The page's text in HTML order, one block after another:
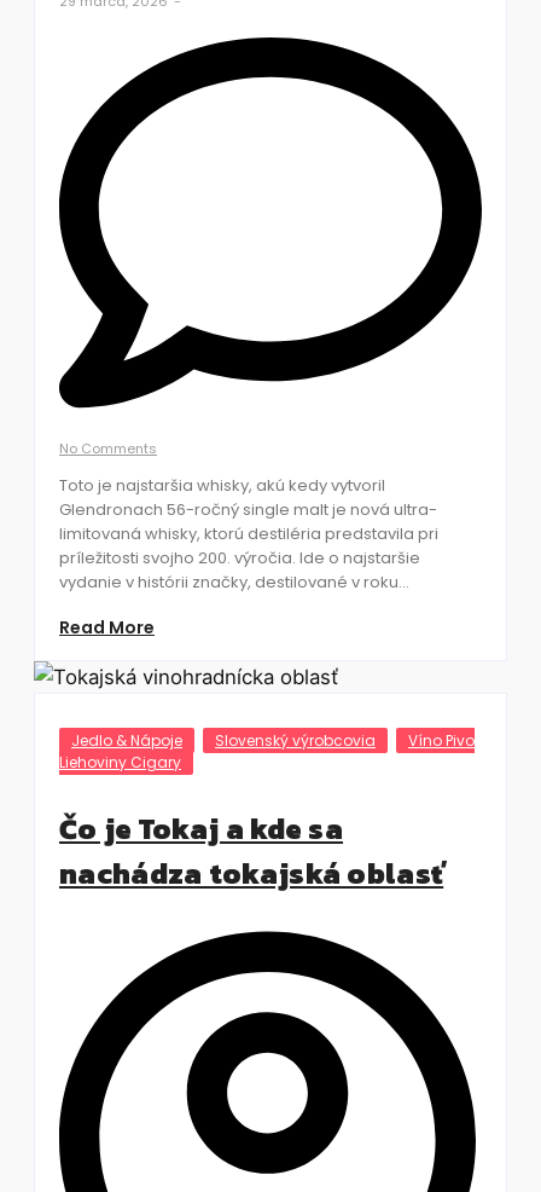
No Comments
Toto je najstaršia whisky, akú kedy vytvoril
Glendronach 56-ročný single malt je nová ultra-
limitovaná whisky, ktorú destiléria predstavila pri
príležitosti svojho 200. výročia. Ide o najstaršie
vydanie v histórii značky, destilované v roku...
Read More
Jedlo & Nápoje Slovenský výrobcovia
Víno Pivo
Liehoviny Cigary
Čo je Tokaj a kde sa
nachádza tokajská oblasť